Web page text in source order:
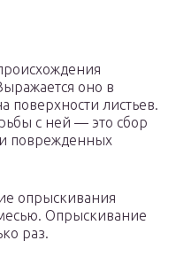
оно в
поверхности листьев.
с ней — это сбор
поврежденных
опрыскивания
Опрыскивание
раз.